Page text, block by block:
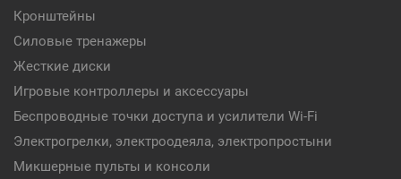
Кронштейны
Силовые тренажеры
Жесткие диски
Игровые контроллеры и аксессуары
Беспроводные точки доступа и усилители Wi-Fi
Электрогрелки, электроодеяла, электропростыни
Микшерные пульты и консоли